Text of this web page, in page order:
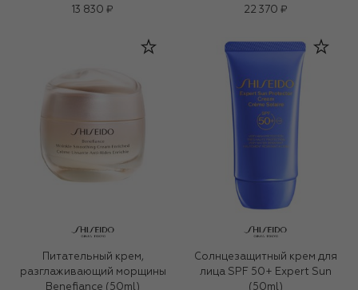
13 830 ₽
22 370 ₽
Питательный крем,
разглаживающий морщины
Benefiance (50ml)
Солнцезащитный крем для
лица SPF 50+ Expert Sun
(50ml)